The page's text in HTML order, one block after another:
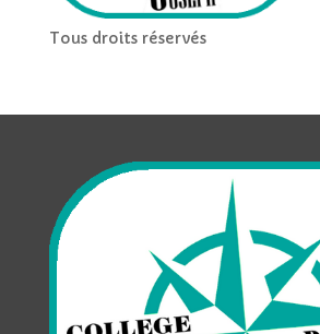
Tous droits réservés